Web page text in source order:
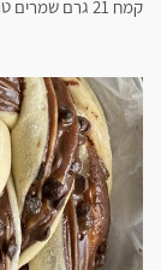
קמח 21 גרם שמרים טריים 1/2 כוס סוכר ( 100 גרם ) ...